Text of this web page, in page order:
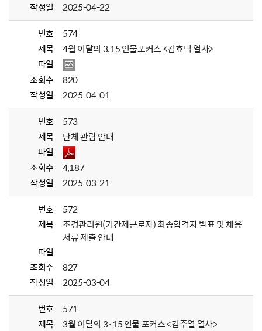
작성일
2025-04-22
번호
574
제목
4월 이달의 3.15 인물포커스 <김효덕 열사>
파일
조회수
820
작성일
2025-04-01
번호
573
제목
단체 관람 안내
파일
조회수
4,187
작성일
2025-03-21
번호
572
제목
조경관리원(기간제근로자) 최종합격자 발표 및 채용
서류 제출 안내
파일
조회수
827
작성일
2025-03-04
번호
571
제목
3월 이달의 3·15 인물 포커스 <김주열 열사>